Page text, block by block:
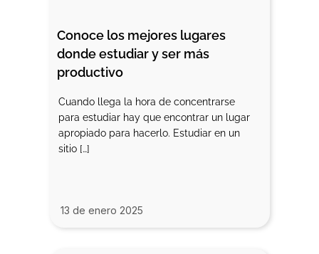
Conoce los mejores lugares
donde estudiar y ser más
productivo
Cuando llega la hora de concentrarse
para estudiar hay que encontrar un lugar
apropiado para hacerlo. Estudiar en un
sitio […]
13 de enero 2025